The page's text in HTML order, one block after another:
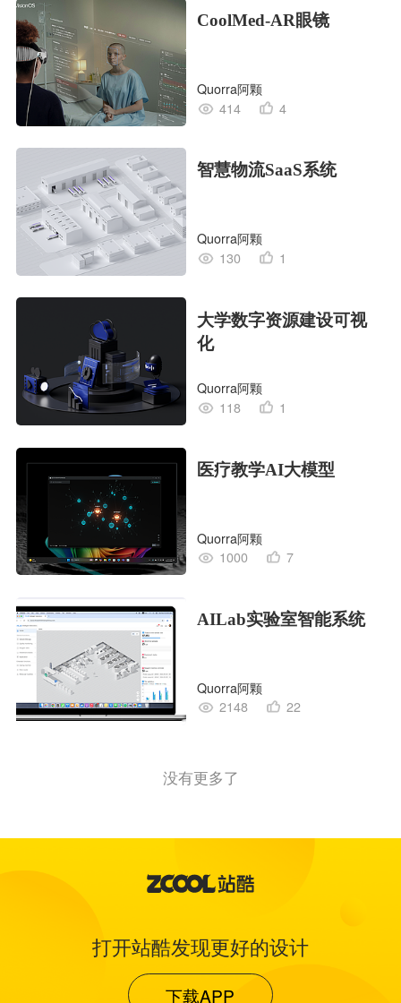
CoolMed-AR眼镜
Quorra阿颗
414
4
智慧物流SaaS系统
Quorra阿颗
130
1
大学数字资源建设可视
化
Quorra阿颗
118
1
医疗教学AI大模型
Quorra阿颗
1000
7
AILab实验室智能系统
Quorra阿颗
2148
22
没有更多了
打开站酷发现更好的设计
下载APP